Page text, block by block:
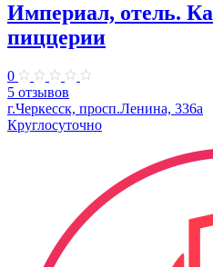
Империал, отель.
пиццерии
0
5 отзывов
г.Черкесск, просп.Ленина, 336а
Круглосуточно